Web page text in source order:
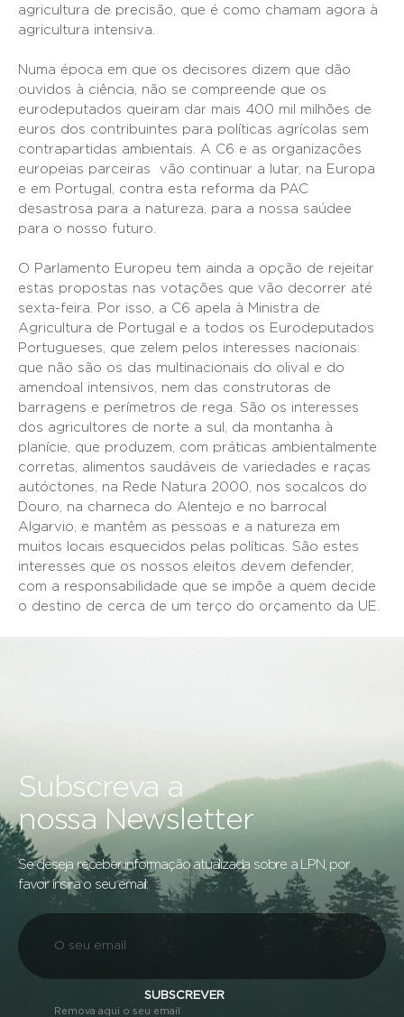
agricultura de precisão, que é como chamam agora à
agricultura intensiva.
Numa época em que os decisores dizem que dão
ouvidos à ciência, não se compreende que os
eurodeputados queiram dar mais 400 mil milhões de
euros dos contribuintes para políticas agrícolas sem
contrapartidas ambientais. A C6 e as organizações
europeias parceiras vão continuar a lutar, na Europa
e em Portugal, contra esta reforma da PAC
desastrosa para a natureza, para a nossa saúdee
para o nosso futuro.
O Parlamento Europeu tem ainda a opção de rejeitar
estas propostas nas votações que vão decorrer até
sexta-feira. Por isso, a C6 apela à Ministra de
Agricultura de Portugal e a todos os Eurodeputados
Portugueses, que zelem pelos interesses nacionais:
que não são os das multinacionais do olival e do
amendoal intensivos, nem das construtoras de
barragens e perímetros de rega. São os interesses
dos agricultores de norte a sul, da montanha à
planície, que produzem, com práticas ambientalmente
corretas, alimentos saudáveis de variedades e raças
autóctones, na Rede Natura 2000, nos socalcos do
Douro, na charneca do Alentejo e no barrocal
Algarvio, e mantêm as pessoas e a natureza em
muitos locais esquecidos pelas políticas. São estes
interesses que os nossos eleitos devem defender,
com a responsabilidade que se impõe a quem decide
o destino de cerca de um terço do orçamento da UE.
Subscreva a
nossa Newsletter
Se deseja receber informação atualizada sobre a LPN, por
favor insira o seu email:
SUBSCREVER
Remova aqui o seu email